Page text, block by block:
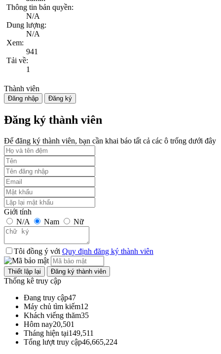
Thông tin bản quyền:
N/A
Dung lượng:
N/A
Xem:
941
Tải về:
1
Thành viên
Đăng nhập Đăng ký
Đăng ký thành viên
Để đăng ký thành viên, bạn cần khai báo tất cả các ô trống dưới đây
Giới tính
N/A
Nam Nữ
Tôi đồng ý với Quy định đăng ký thành viên
Thống kê truy cập
Đang truy cập47
Máy chủ tìm kiếm12
Khách viếng thăm35
Hôm nay20,501
Tháng hiện tại149,511
Tổng lượt truy cập46,665,224